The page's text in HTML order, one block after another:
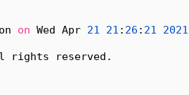
on Wed Apr 21 21 : 26 : 21 2021
rights reserved.